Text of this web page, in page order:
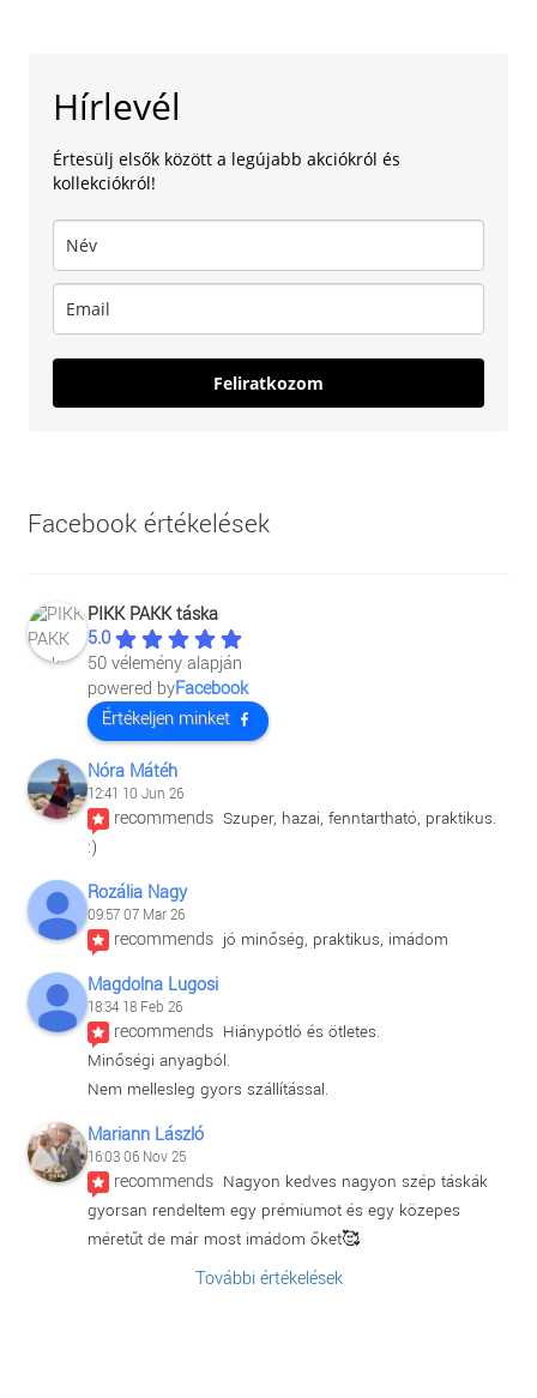
Hírlevél
Értesülj elsők között a legújabb akciókról és
kollekciókról!
Feliratkozom
Facebook értékelések
PIKK PAKK táska
5.0
50 vélemény alapján
powered byFacebook
Értékeljen minket
Nóra Mátéh
12:41 10 Jun 26
recommends Szuper, hazai, fenntartható, praktikus.
:)
Rozália Nagy
09:57 07 Mar 26
recommends jó minőség, praktikus, imádom
Magdolna Lugosi
18:34 18 Feb 26
recommends Hiánypótló és ötletes.
Minőségi anyagból.
Nem mellesleg gyors szállítással.
Mariann László
16:03 06 Nov 25
recommends Nagyon kedves nagyon szép táskák
gyorsan rendeltem egy prémiumot és egy közepes
méretűt de már most imádom őket🥰
További értékelések